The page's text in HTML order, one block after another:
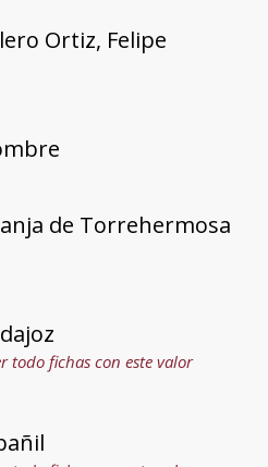
Ortiz, Felipe
de Torrehermosa
todo fichas con este valor